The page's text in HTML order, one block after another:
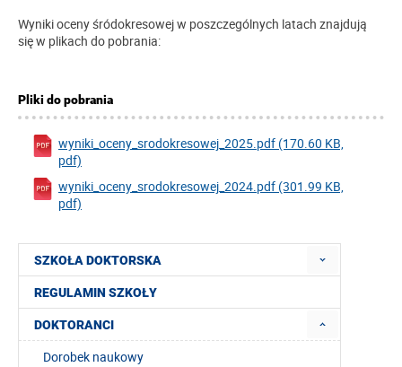
SZKOŁA DOKTORSKA
REGULAMIN SZKOŁY
DOKTORANCI
Dorobek naukowy
Wyniki oceny śródokresowej w poszczególnych latach znajdują
się w plikach do pobrania:
Pliki do pobrania
wyniki_oceny_srodokresowej_2025.pdf (170.60 KB,
pdf)
wyniki_oceny_srodokresowej_2024.pdf (301.99 KB,
pdf)